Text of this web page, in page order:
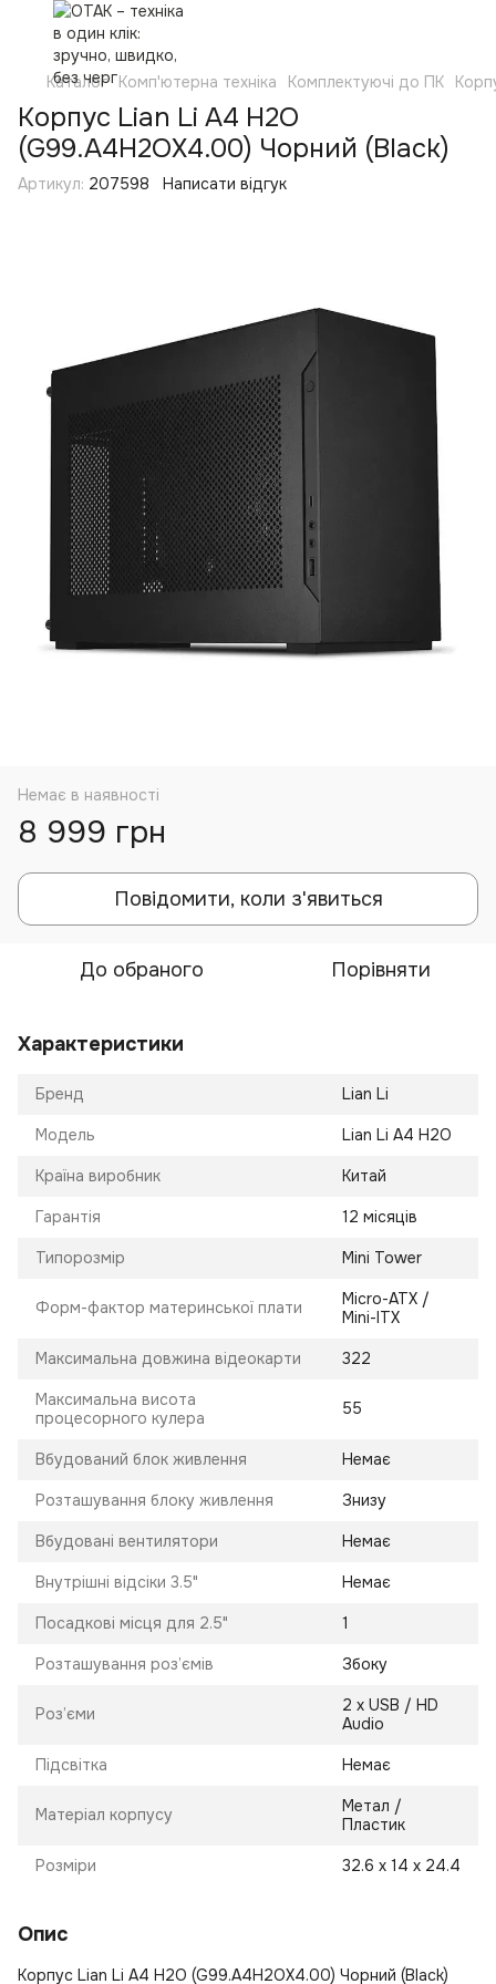
Каталог Комп'ютерна техніка Комплектуючі до ПК
Корпус Lian Li A4 H2O
(G99.A4H2OX4.00) Чорний (Black)
Артикул: 207598 Написати відгук
Немає в наявності
8 999 грн
Повідомити, коли з'явиться
До обраного Порівняти
Характеристики
Бренд Lian Li
Модель Lian Li A4 H2O
Країна виробник Китай
Гарантія 12 місяців
Типорозмір Mini Tower
Форм-фактор материнської плати
Micro-ATX /
Mini-ITX
Максимальна довжина відеокарти 322
Максимальна висота
процесорного кулера
55
Вбудований блок живлення Немає
Розташування блоку живлення Знизу
Вбудовані вентилятори Немає
Внутрішні відсіки 3.5" Немає
Посадкові місця для 2.5" 1
Розташування роз’ємів Збоку
Роз’єми
2 х USB / HD
Audio
Підсвітка Немає
Матеріал корпусу
Метал /
Пластик
Розміри 32.6 х 14 х 24.4
Опис
Корпус Lian Li A4 H2O (G99.A4H2OX4.00) Чорний (Black)